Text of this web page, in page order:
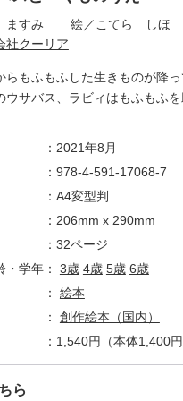
すみ
絵／こてら しほ
社クーリア
らもふもふした生きものが降
ウサバス、ラビィはもふもふを
2021年8月
978-4-591-17068-7
A4変型判
206mm x 290mm
32ページ
・学年
3歳 4歳 5歳 6歳
絵本
創作絵本（国内）
1,540円（本体1,400円
ら